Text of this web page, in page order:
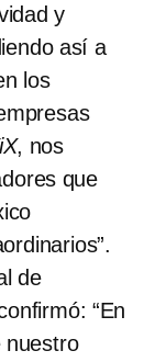
y
así a
los
, nos
que
de
“En
nuestro